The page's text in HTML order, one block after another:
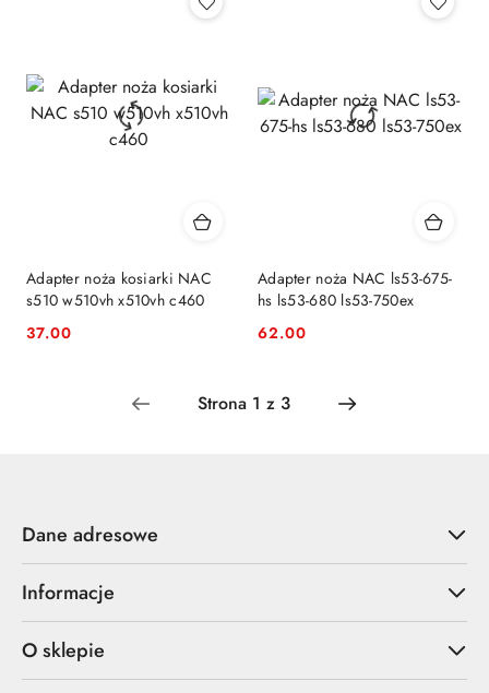
Adapter noża kosiarki NAC
s510 w510vh x510vh c460
Cena:
37.00
Adapter noża NAC ls53-675-
hs ls53-680 ls53-750ex
Cena:
62.00
Dane adresowe
Informacje
O sklepie